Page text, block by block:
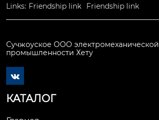
Links: Friendship link Friendship link
Сучжоуское ООО электромеханической
промышленности Хету

КАТАЛОГ